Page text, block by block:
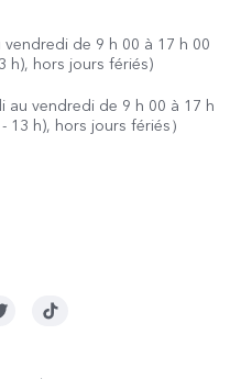
ICP
SBE
de 9 h 00 à 17 h 00
h), hors jours fériés)
au vendredi de 9 h 00 à 17 h
13 h), hors jours fériés）